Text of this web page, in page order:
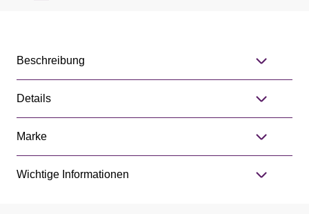
Beschreibung
Details
Marke
Wichtige Informationen